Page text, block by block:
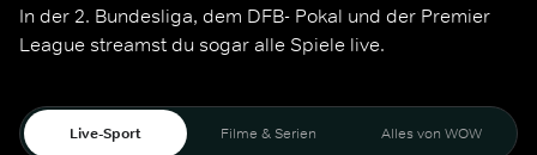
In der 2. Bundesliga, dem DFB- Pokal und der Premier
League streamst du sogar alle Spiele live.
Live-Sport Filme & Serien Alles von WOW